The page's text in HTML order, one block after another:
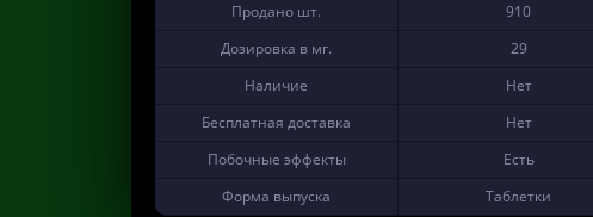
Продано шт.
910
Дозировка в мг.
29
Наличие
Нет
Бесплатная доставка
Нет
Побочные эффекты
Есть
Форма выпуска
Таблетки